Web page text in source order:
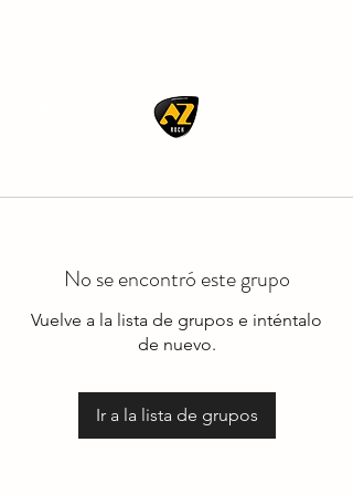
No se encontró este grupo
Vuelve a la lista de grupos e inténtalo
de nuevo.
Ir a la lista de grupos